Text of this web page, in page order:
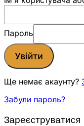
Пароль
Увійти
Ще немає акаунту?
Забули пароль?
Зареєструватися